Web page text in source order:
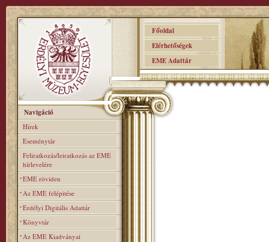
Főoldal
Elérhetőségek
EME Adattár
Navigáció
Hírek
Eseménytár
Feliratkozás/leiratkozás az EME
hírlevelére
EME röviden
Az EME felépitése
Erdélyi Digitális Adattár
Könyvtár
Az EME Kiadványai